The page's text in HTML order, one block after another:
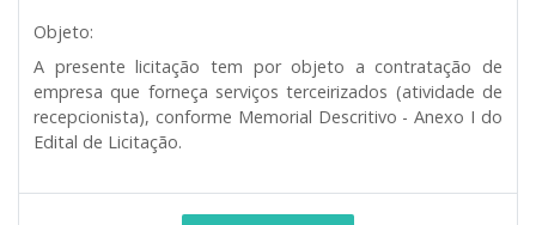
Objeto:
A presente licitação tem por objeto a contratação de
empresa que forneça serviços terceirizados (atividade de
recepcionista), conforme Memorial Descritivo - Anexo I do
Edital de Licitação.